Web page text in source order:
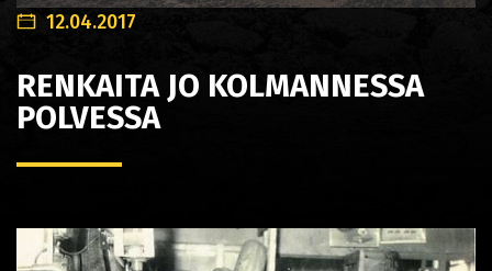
12.04.2017
RENKAITA JO KOLMANNESSA
POLVESSA